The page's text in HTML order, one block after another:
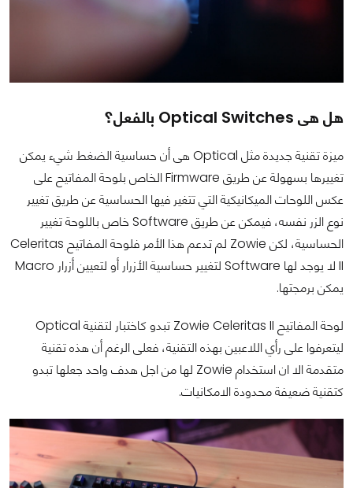
هل هى Optical Switches بالفعل؟
ميزة تقنية جديدة مثل Optical هى أن حساسية الضغط شيء يمكن
تغييرها بسهولة عن طريق Firmware الخاص بلوحة المفاتيح على
عكس اللوحات الميكانيكية التي تتغير فيها الحساسية عن طريق تغيير
نوع الزر نفسه، فيمكن عن طريق Software خاص باللوحة تغيير
الحساسية، لكن Zowie لم تدعم هذا الأمر فلوحة المفاتيح Celeritas
II لا يوجد لها Software لتغيير حساسية الأزرار أو لتعيين أزرار Macro
يمكن برمجتها.
لوحة المفاتيح Zowie Celeritas II تبدو كاختبار لتقنية Optical
ليتعرفوا على رأي اللاعبين بهذه التقنية، فعلى الرغم أن هذه تقنية
متقدمة الا ان استخدام Zowie لها من اجل هدف واحد جعلها تبدو
كتقنية ضعيفة محدودة الامكانيات.